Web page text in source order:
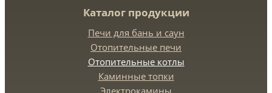
Каталог продукции
Печи для бань и саун
Отопительные печи
Отопительные котлы
Каминные топки
Электрокамины